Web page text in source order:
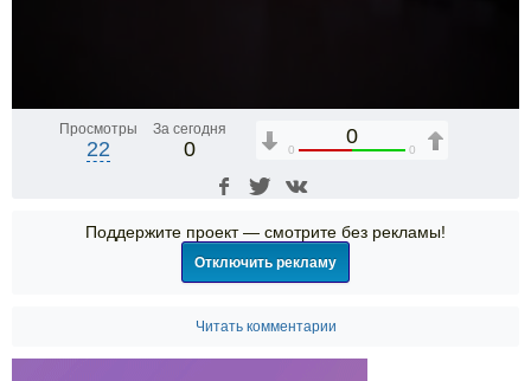
Просмотры
22
За сегодня
0
0
0 0
Поддержите проект — смотрите без рекламы!
Отключить рекламу
Читать комментарии